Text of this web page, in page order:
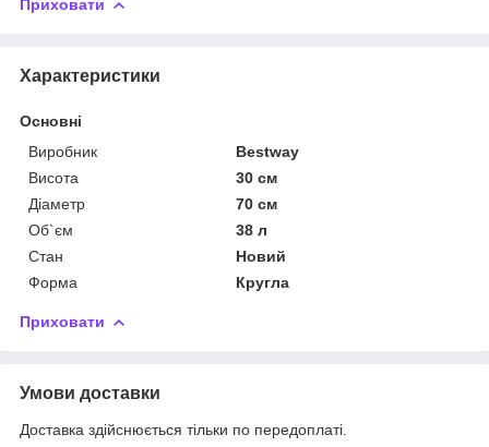
Приховати
Характеристики
Основні
Виробник
Bestway
Висота
30 см
Діаметр
70 см
Об`єм
38 л
Стан
Новий
Форма
Кругла
Приховати
Умови доставки
Доставка здійснюється тільки по передоплаті.